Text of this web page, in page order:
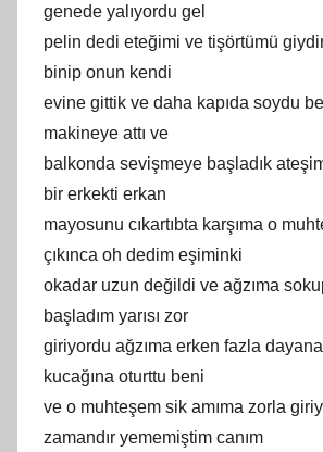
genede yalıyordu gel
pelin dedi eteğimi ve tişörtümü
binip onun kendi
evine gittik ve daha kapıda soydu
makineye attı ve
balkonda sevişmeye başladık
bir erkekti erkan
mayosunu cıkartıbta karşıma o
çıkınca oh dedim eşiminki
okadar uzun değildi ve ağzıma
başladım yarısı zor
giriyordu ağzıma erken fazla
kucağına oturttu beni
ve o muhteşem sik amıma zorla
zamandır yememiştim canım